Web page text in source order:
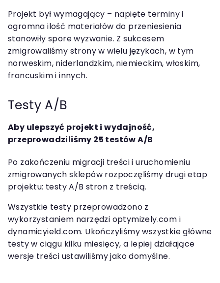
Projekt był wymagający – napięte terminy i
ogromna ilość materiałów do przeniesienia
stanowiły spore wyzwanie. Z sukcesem
zmigrowaliśmy strony w wielu językach, w tym
norweskim, niderlandzkim, niemieckim, włoskim,
francuskim i innych.
Testy A/B
Aby ulepszyć projekt i wydajność,
przeprowadziliśmy 25 testów A/B
Po zakończeniu migracji treści i uruchomieniu
zmigrowanych sklepów rozpoczęliśmy drugi etap
projektu: testy A/B stron z treścią.
Wszystkie testy przeprowadzono z
wykorzystaniem narzędzi optymizely.com i
dynamicyield.com. Ukończyliśmy wszystkie główne
testy w ciągu kilku miesięcy, a lepiej działające
wersje treści ustawiliśmy jako domyślne.